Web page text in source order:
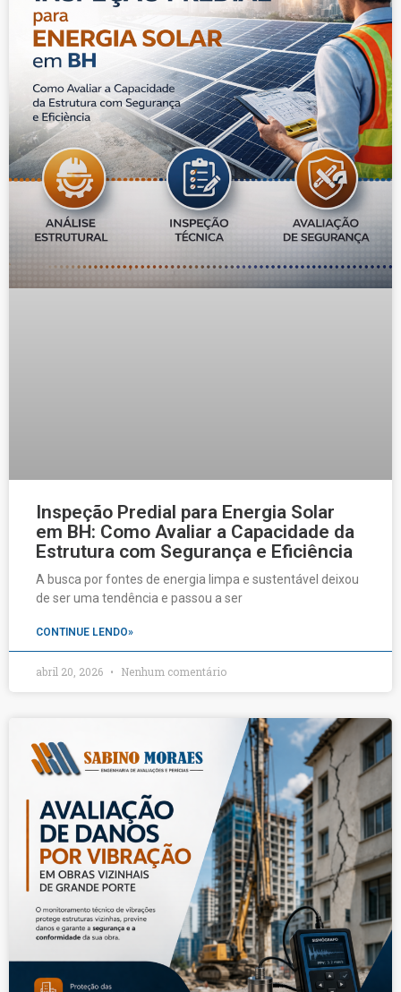
Inspeção Predial para Energia Solar
em BH: Como Avaliar a Capacidade da
Estrutura com Segurança e Eficiência
A busca por fontes de energia limpa e sustentável deixou
de ser uma tendência e passou a ser
CONTINUE LENDO»
abril 20, 2026 Nenhum comentário